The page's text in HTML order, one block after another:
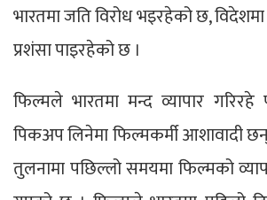
भारतमा जति विरोध भइरहेको छ,
प्रशंसा पाइरहेको छ ।
फिल्मले भारतमा मन्द व्यापार
पिकअप लिनेमा फिल्मकर्मी आशावादी
तुलनामा पछिल्लो समयमा फिल्मको